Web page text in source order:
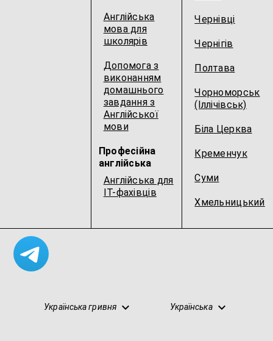
Англійська
мова для
школярів
Допомога з
виконанням
домашнього
завдання з
Англійської
мови
Професійна
англійська
Англійська для
IT-фахівців
Чернівці
Чернігів
Полтава
Чорноморськ
(Іллічівськ)
Біла Церква
Кременчук
Суми
Хмельницький
Українська гривня Українська